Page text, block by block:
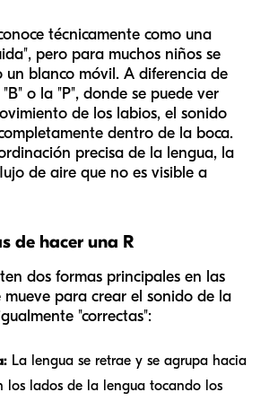
técnicamente como una
pero para muchos niños se
un blanco móvil. A diferencia de
o la "P", donde se puede ver
de los labios, el sonido
dentro de la boca.
precisa de la lengua, la
de aire que no es visible a
de hacer una R
dos formas principales en las
mueve para crear el sonido de la
"correctas":
La lengua se retrae y se agrupa hacia
los lados de la lengua tocando los